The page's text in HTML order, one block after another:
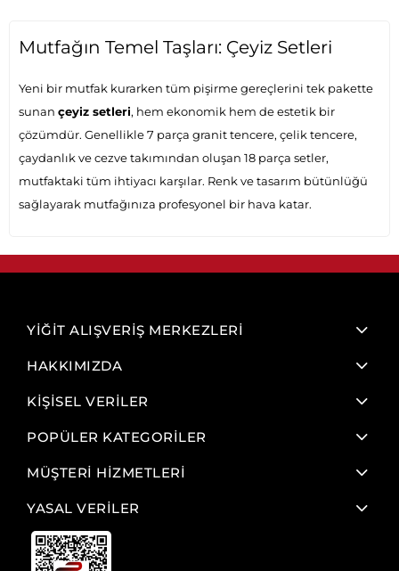
Mutfağın Temel Taşları: Çeyiz Setleri
Yeni bir mutfak kurarken tüm pişirme gereçlerini tek pakette
sunan çeyiz setleri, hem ekonomik hem de estetik bir
çözümdür. Genellikle 7 parça granit tencere, çelik tencere,
çaydanlık ve cezve takımından oluşan 18 parça setler,
mutfaktaki tüm ihtiyacı karşılar. Renk ve tasarım bütünlüğü
sağlayarak mutfağınıza profesyonel bir hava katar.
YİĞİT ALIŞVERİŞ MERKEZLERİ
HAKKIMIZDA
KİŞİSEL VERİLER
POPÜLER KATEGORİLER
MÜŞTERİ HİZMETLERİ
YASAL VERİLER